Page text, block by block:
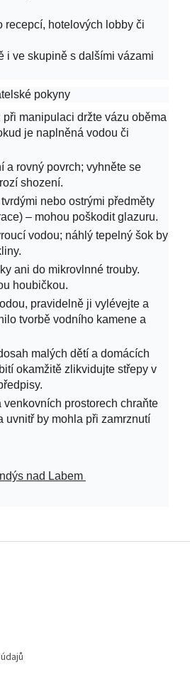
recepcí, hotelových lobby či
i ve skupině s dalšími vázami
pokyny
při manipulaci držte vázu oběma
je naplněná vodou či
a rovný povrch; vyhněte se
shození.
nebo ostrými předměty
– mohou poškodit glazuru.
vodou; náhlý tepelný šok by
ani do mikrovlnné trouby.
houbičkou.
pravidelně ji vylévejte a
tvorbě vodního kamene a
malých dětí a domácích
okamžitě zlikvidujte střepy v
prostorech chraňte
uvnitř by mohla při zamrznutí
nad Labem